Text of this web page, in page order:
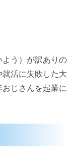
う）が訳ありの
活に失敗した大
じさんを起業に